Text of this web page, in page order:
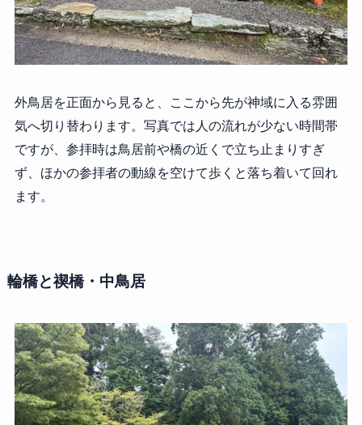
外鳥居を正面から見ると、ここから先が神域に入る雰囲
気へ切り替わります。写真では人の流れが少ない時間帯
ですが、参拝時は鳥居前や橋の近くで立ち止まりすぎ
ず、ほかの参拝者の動線を空けて歩くと落ち着いて回れ
ます。
輪橋と禊橋・中鳥居